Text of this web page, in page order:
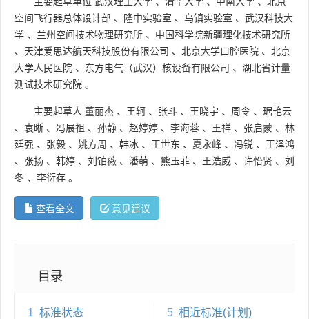
空间飞行器总体设计部 、 隆中实验室 、 乌镇实验室 、 武汉科技大
学 、 兰州空间技术物理研究所 、 中国科学院新疆理化技术研究所
、 天津爱思达航天科技股份有限公司 、 北京大学口腔医院 、 北京
大学人民医院 、 东方电气（武汉）核设备有限公司 、 湖北省计量
测试技术研究院 。
主要起草人 董丽杰 、 王轲 、 张斗 、 王晓宇 、 周令 、 琚艳云
、 袁晰 、 冯展祖 、 孙静 、 赵婷婷 、 李海蓉 、 王祥 、 张启蒙 、 林
廷强 、 张毅 、 姚方周 、 韩冰 、 王世东 、 夏永峰 、 冯锐 、 王泽鸿
、 张扬 、 韩婷 、 刘铂薇 、 潘萌 、 熊玉菲 、 王浩威 、 许怡贤 、 刘
冬 、 李衍存 。
查看全文 意见建议
目录
1 标准状态
5 相近标准(计划)